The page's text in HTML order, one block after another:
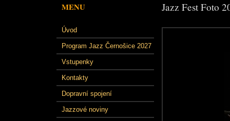
MENU
Úvod
Program Jazz Černošice 2027
Vstupenky
Kontakty
Dopravní spojení
Jazzové noviny
Jazz Fest Foto